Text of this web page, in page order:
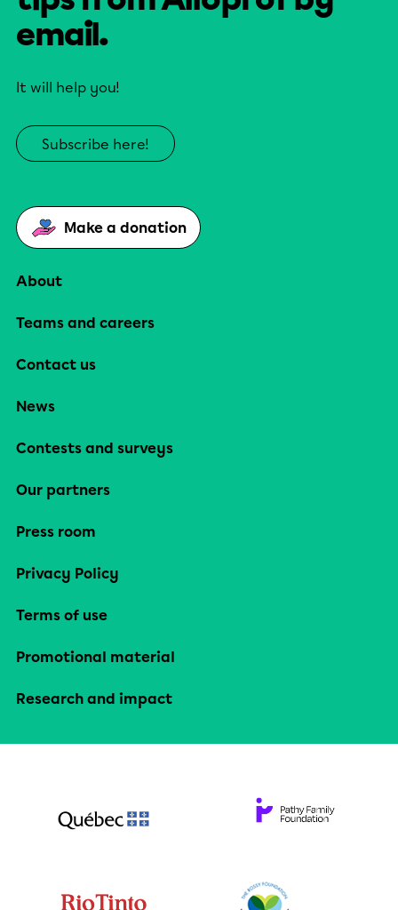
email.
It will help you!
Subscribe here!
Make a donation
About
Teams and careers
Contact us
News
Contests and surveys
Our partners
Press room
Privacy Policy
Terms of use
Promotional material
Research and impact